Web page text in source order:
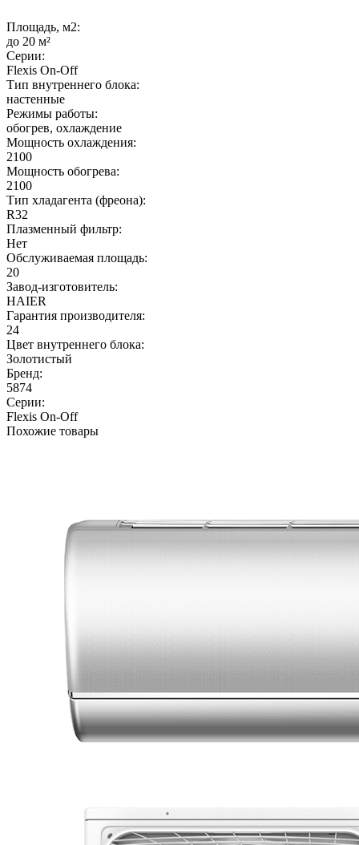
Площадь, м2:
до 20 м²
Серии:
Flexis On-Off
Тип внутреннего блока:
настенные
Режимы работы:
обогрев, охлаждение
Мощность охлаждения:
2100
Мощность обогрева:
2100
Тип хладагента (фреона):
R32
Плазменный фильтр:
Нет
Обслуживаемая площадь:
20
Завод-изготовитель:
HAIER
Гарантия производителя:
24
Цвет внутреннего блока:
Золотистый
Бренд:
5874
Серии:
Flexis On-Off
Похожие товары